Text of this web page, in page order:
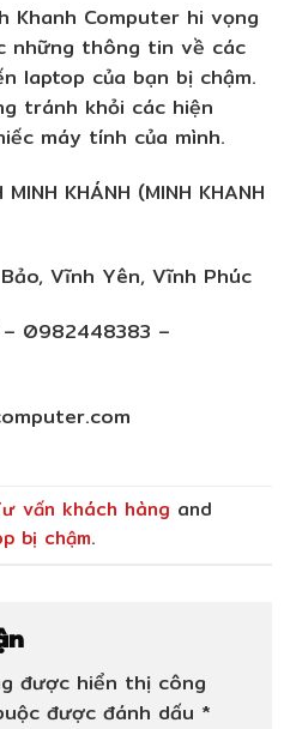
Khanh Computer hi vọng
những thông tin về các
laptop của bạn bị chậm.
tránh khỏi các hiện
máy tính của mình.
KHÁNH (MINH KHANH
Vĩnh Yên, Vĩnh Phúc
– 0982448383 –
vấn khách hàng and
bị chậm.
được hiển thị công
được đánh dấu *